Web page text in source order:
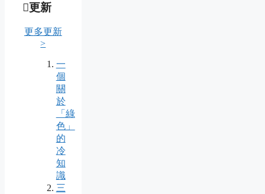
更新
更多更新
>
一
個
關
於
「綠
色」
的
冷
知
識
三